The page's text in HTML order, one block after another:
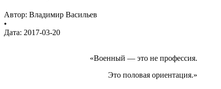
Автор: Владимир Васильев
•
Дата: 2017-03-20
«Военный — это не профессия.
Это половая ориентация.»